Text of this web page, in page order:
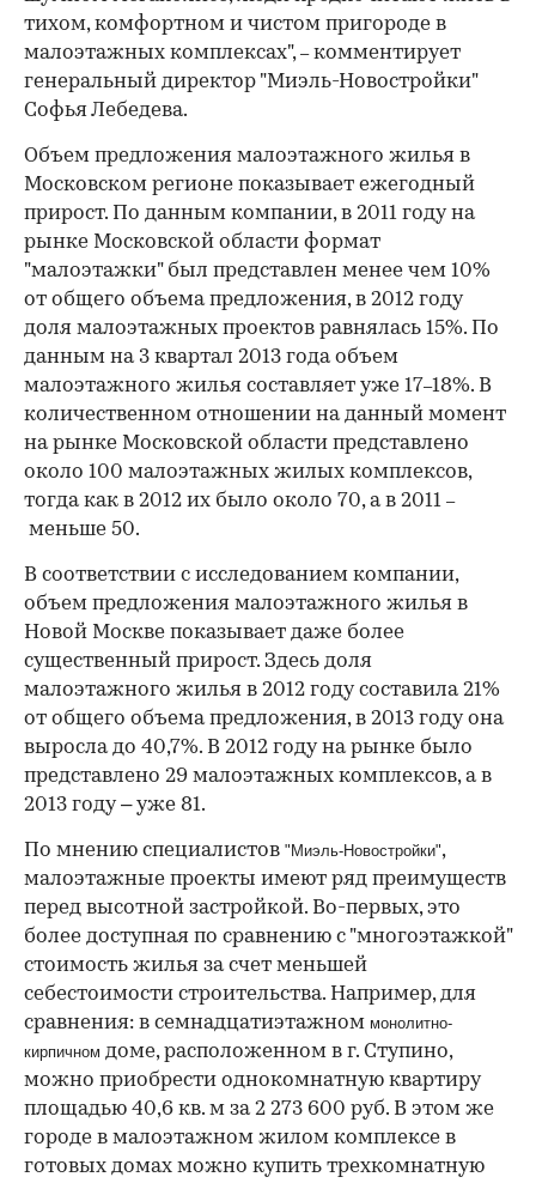
тихом, комфортном и чистом пригороде в
малоэтажных комплексах", –комментирует
генеральный директор "Миэль-Новостройки"
Софья Лебедева.
Объем предложения малоэтажного жилья в
Московском регионе показывает ежегодный
прирост. По данным компании, в 2011 году на
рынке Московской области формат
"малоэтажки" был представлен менее чем 10%
от общего объема предложения, в 2012 году
доля малоэтажных проектов равнялась 15%. По
данным на 3 квартал 2013 года объем
малоэтажного жилья составляет уже 17–18%. В
количественном отношении на данный момент
на рынке Московской области представлено
около 100 малоэтажных жилых комплексов,
тогда как в 2012 их было около 70, а в 2011 –
меньше 50.
В соответствии с исследованием компании,
объем предложения малоэтажного жилья в
Новой Москве показывает даже более
существенный прирост. Здесь доля
малоэтажного жилья в 2012 году составила 21%
от общего объема предложения, в 2013 году она
выросла до 40,7%. В 2012 году на рынке было
представлено 29 малоэтажных комплексов, а в
2013 году – уже 81.
По мнению специалистов "Миэль-Новостройки",
малоэтажные проекты имеют ряд преимуществ
перед высотной застройкой. Во-первых, это
более доступная по сравнению с "многоэтажкой"
стоимость жилья за счет меньшей
себестоимости строительства. Например, для
сравнения: в семнадцатиэтажном монолитно-
кирпичном доме, расположенном в г. Ступино,
можно приобрести однокомнатную квартиру
площадью 40,6 кв. м за 2 273 600 руб. В этом же
городе в малоэтажном жилом комплексе в
готовых домах можно купить трехкомнатную